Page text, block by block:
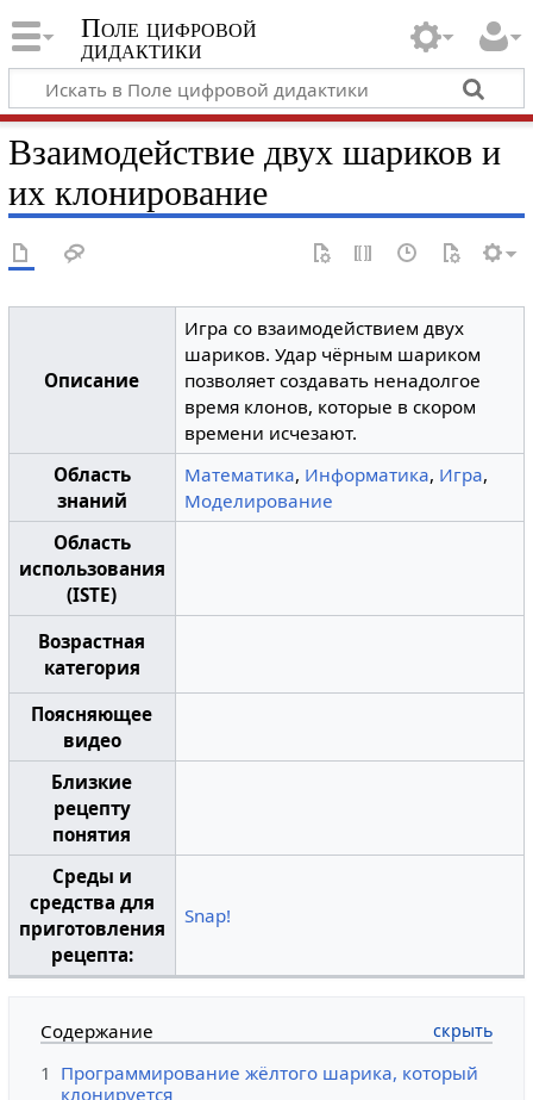
Поле цифровой
дидактики
Взаимодействие двух шариков и
их клонирование
Описание
Игра со взаимодействием двух
шариков. Удар чёрным шариком
позволяет создавать ненадолгое
время клонов, которые в скором
времени исчезают.
Область
знаний
Математика, Информатика, Игра,
Моделирование
Область
использования
(ISTE)
Возрастная
категория
Поясняющее
видео
Близкие
рецепту
понятия
Среды и
средства для
приготовления
рецепта:
Snap!
Содержание
1 Программирование жёлтого шарика, который
клонируется